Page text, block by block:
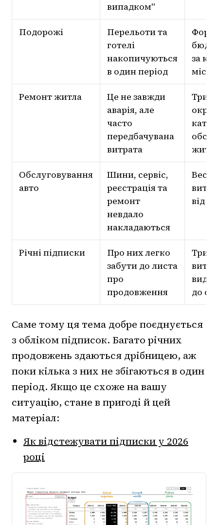
випадком"
Подорожі
Перельоти та
готелі
накопичуються
в один період
за
Ремонт житла
Це не завжди
аварія, але
часто
передбачувана
витрата
Обслуговування
авто
Шини, сервіс,
реєстрація та
ремонт
невдало
накладаються
від
Річні підписки
Про них легко
забути до листа
про
продовження
до
Саме тому ця тема добре поєднується
з обліком підписок. Багато річних
продовжень здаються дрібницею, аж
поки кілька з них не збігаються в один
період. Якщо це схоже на вашу
ситуацію, стане в пригоді й цей
матеріал:
Як відстежувати підписки у 2026
році